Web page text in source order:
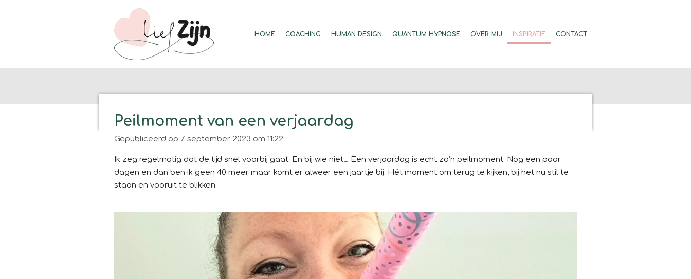
HOME COACHING HUMAN DESIGN QUANTUM HYPNOSE OVER MIJ INSPIRATIE CONTACT
Peilmoment van een verjaardag
Gepubliceerd op 7 september 2023 om 11:22
Ik zeg regelmatig dat de tijd snel voorbij gaat. En bij wie niet… Een verjaardag is echt zo’n peilmoment. Nog een paar
dagen en dan ben ik geen 40 meer maar komt er alweer een jaartje bij. Hét moment om terug te kijken, bij het nu stil te
staan en vooruit te blikken.